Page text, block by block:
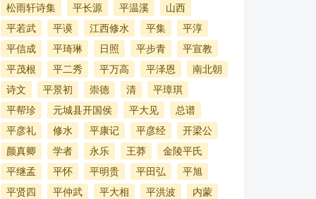
松雨轩诗集
平长源 平温溪
山西
平若武
平谟 江西修水 平集
平淳
平信成
平琦琳 日照 平步青
平宣教
平茂根
平二秀 平万高 平泽恩
南北朝
诗文
平景初 崇德 清
平璋琪
平帮珍
元城县开国侯 平大见
总谱
平彦礼
修水 平康记 平彦经
开梁公
颜真卿
学者 永乐 王莽
金陵平氏
平继孟
平怀 平明贵 平田弘
平旭
平贤四
平仲武 平大相 平洪波
内蒙